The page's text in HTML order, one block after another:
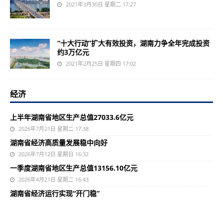
2021年3月30日 星期二 17:27
“十大行动”扩大有效投资，湖南力争全年完成投资
约3万亿元
2021年2月25日 星期四 17:02
经济
上半年湖南省地区生产总值27033.6亿元
2026年7月21日 星期二 17:38
湖南省经济高质量发展稳中向好
2026年7月12日 星期日 16:32
一季度湖南省地区生产总值13156.10亿元
2026年4月21日 星期二 16:43
湖南省经济运行实现“开门稳”